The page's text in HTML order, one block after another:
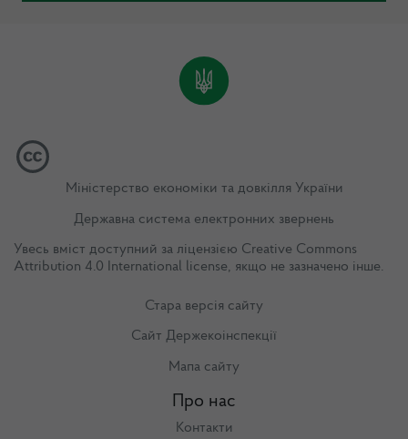
Міністерство економіки та довкілля України
Державна система електронних звернень
Увесь вміст доступний за ліцензією Creative Commons
Attribution 4.0 International license, якщо не зазначено інше.
Стара версія сайту
Сайт Держекоінспекції
Мапа сайту
Про нас
Контакти